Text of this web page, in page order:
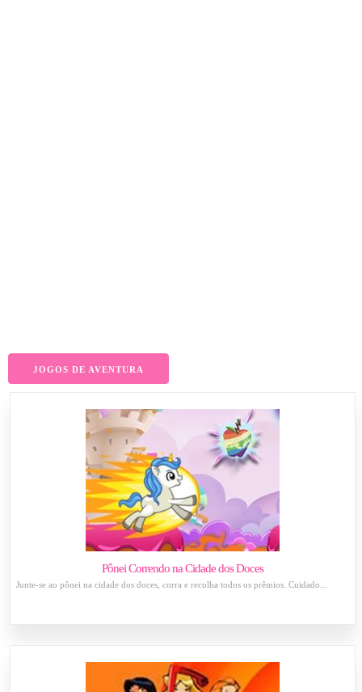
JOGOS DE AVENTURA
Pônei Correndo na Cidade dos Doces
Junte-se ao pônei na cidade dos doces, corra e recolha todos os prêmios. Cuidado...